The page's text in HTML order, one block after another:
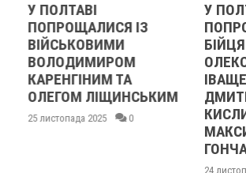
У ПОЛТАВІ
ПОПРОЩАЛИСЯ ІЗ
ВІЙСЬКОВИМИ
ВОЛОДИМИРОМ
КАРЕНГІНИМ ТА
ОЛЕГОМ ЛІЩИНСЬКИМ
25 листопада 2025 0
У
24